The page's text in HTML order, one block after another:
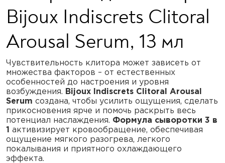
Bijoux Indiscrets Clitoral
Arousal Serum, 13 мл
Чувствительность клитора может зависеть от
множества факторов – от естественных
особенностей до настроения и уровня
возбуждения. Bijoux Indiscrets Clitoral Arousal
Serum создана, чтобы усилить ощущения, сделать
прикосновения ярче и помочь раскрыть весь
потенциал наслаждения. Формула сыворотки 3 в
1 активизирует кровообращение, обеспечивая
ощущение мягкого разогрева, легкого
покалывания и приятного охлаждающего
эффекта.